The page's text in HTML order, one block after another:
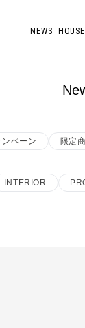
NEWS HOUSE
ンペーン 限定
INTERIOR